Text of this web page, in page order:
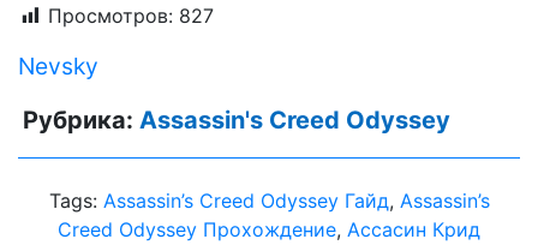
Просмотров: 827
Nevsky
Рубрика: Assassin's Creed Odyssey
Tags: Assassin’s Creed Odyssey Гайд, Assassin’s
Creed Odyssey Прохождение, Aссасин Крид